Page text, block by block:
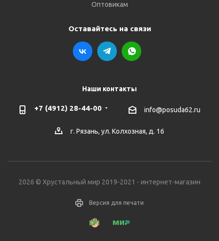
Оптовикам
Оставайтесь на связи
Наши контакты
+7 (4912) 28-44-00 info@posuda62.ru
г. Рязань, ул. Колхозная, д. 16
2026 © Хрустальный мир 2019-2021 - интернет-магазин
Версия для печати